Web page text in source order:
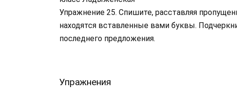
Упражнение 25. Спишите, расставляя
находятся вставленные вами буквы.
последнего предложения.
Упражнения